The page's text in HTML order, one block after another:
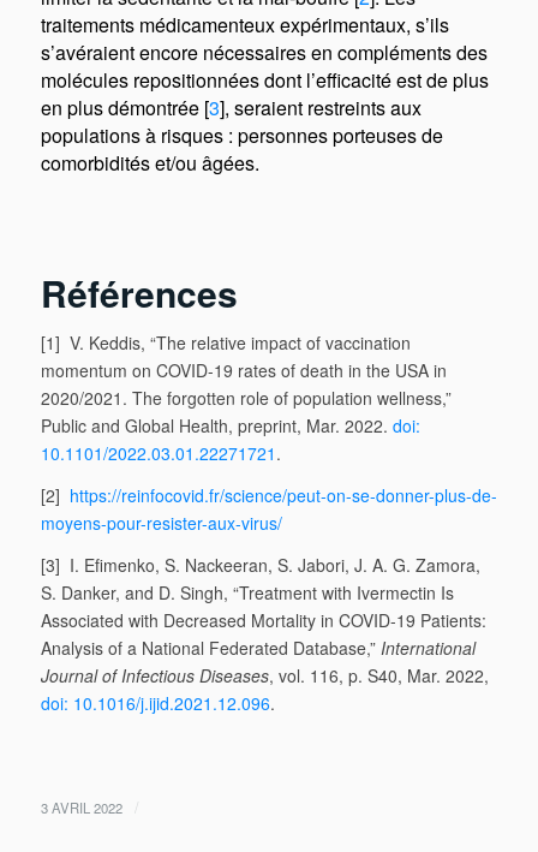
traitements médicamenteux expérimentaux, s’ils
s’avéraient encore nécessaires en compléments des
molécules repositionnées dont l’efficacité est de plus
en plus démontrée [3], seraient restreints aux
populations à risques : personnes porteuses de
comorbidités et/ou âgées.
Références
[1] V. Keddis, “The relative impact of vaccination
momentum on COVID-19 rates of death in the USA in
2020/2021. The forgotten role of population wellness,”
Public and Global Health, preprint, Mar. 2022. doi:
10.1101/2022.03.01.22271721 .
[2] https://reinfocovid.fr/science/peut-on-se-donner-plus-de-
moyens-pour-resister-aux-virus/
[3] I. Efimenko, S. Nackeeran, S. Jabori, J. A. G. Zamora,
S. Danker, and D. Singh, “Treatment with Ivermectin Is
Associated with Decreased Mortality in COVID-19 Patients:
Analysis of a National Federated Database,” International
Journal of Infectious Diseases, vol. 116, p. S40, Mar. 2022,
doi: 10.1016/j.ijid.2021.12.096.
3 AVRIL 2022 /